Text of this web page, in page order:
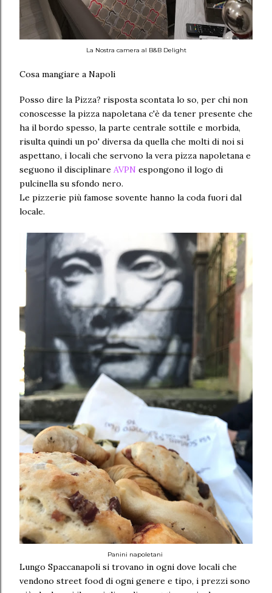
La Nostra camera al B&B Delight
Cosa mangiare a Napoli
Posso dire la Pizza? risposta scontata lo so, per chi non
conoscesse la pizza napoletana c'è da tener presente che
ha il bordo spesso, la parte centrale sottile e morbida,
risulta quindi un po' diversa da quella che molti di noi si
aspettano, i locali che servono la vera pizza napoletana e
seguono il disciplinare AVPN espongono il logo di
pulcinella su sfondo nero.
Le pizzerie più famose sovente hanno la coda fuori dal
locale.
Panini napoletani
Lungo Spaccanapoli si trovano in ogni dove locali che
vendono street food di ogni genere e tipo, i prezzi sono